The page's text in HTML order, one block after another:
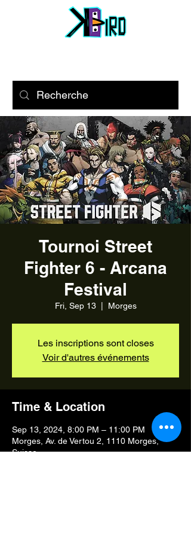
Tournoi Street
Fighter 6 - Arcana
Festival
Fri, Sep 13
  |
Morges
Les inscriptions sont closes
Voir d'autres événements
Time & Location
Sep 13, 2024, 8:00 PM – 11:00 PM
Morges, Av. de Vertou 2, 1110 Morges,
Suisse